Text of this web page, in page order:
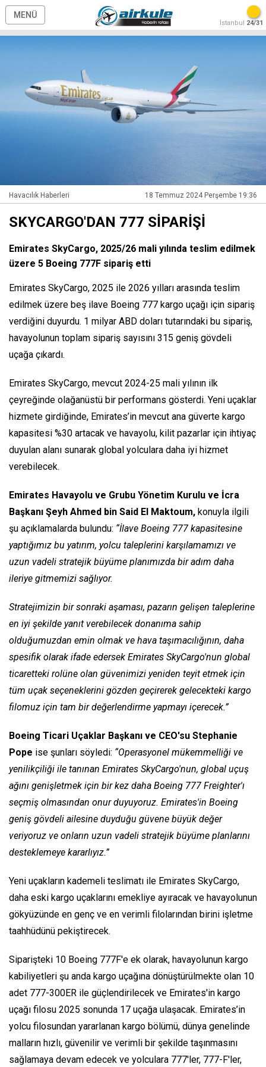
MENÜ
İstanbul 24/31
Havacılık Haberleri 18 Temmuz 2024 Perşembe 19:36
SKYCARGO'DAN 777 SİPARİŞİ
Emirates SkyCargo, 2025/26 mali yılında teslim edilmek
üzere 5 Boeing 777F sipariş etti
Emirates SkyCargo, 2025 ile 2026 yılları arasında teslim
edilmek üzere beş ilave Boeing 777 kargo uçağı için sipariş
verdiğini duyurdu. 1 milyar ABD doları tutarındaki bu sipariş,
havayolunun toplam sipariş sayısını 315 geniş gövdeli
uçağa çıkardı.
Emirates SkyCargo, mevcut 2024-25 mali yılının ilk
çeyreğinde olağanüstü bir performans gösterdi. Yeni uçaklar
hizmete girdiğinde, Emirates’in mevcut ana güverte kargo
kapasitesi %30 artacak ve havayolu, kilit pazarlar için ihtiyaç
duyulan alanı sunarak global yolculara daha iyi hizmet
verebilecek.
Emirates Havayolu ve Grubu Yönetim Kurulu ve İcra
Başkanı Şeyh Ahmed bin Said El Maktoum, konuyla ilgili
şu açıklamalarda bulundu: “İlave Boeing 777 kapasitesine
yaptığımız bu yatırım, yolcu taleplerini karşılamamızı ve
uzun vadeli stratejik büyüme planımızda bir adım daha
ileriye gitmemizi sağlıyor.
Stratejimizin bir sonraki aşaması, pazarın gelişen taleplerine
en iyi şekilde yanıt verebilecek donanıma sahip
olduğumuzdan emin olmak ve hava taşımacılığının, daha
spesifik olarak ifade edersek Emirates SkyCargo'nun global
ticaretteki rolüne olan güvenimizi yeniden teyit etmek için
tüm uçak seçeneklerini gözden geçirerek gelecekteki kargo
filomuz için tam bir değerlendirme yapmayı içerecek.”
Boeing Ticari Uçaklar Başkanı ve CEO'su Stephanie
Pope ise şunları söyledi: “Operasyonel mükemmelliği ve
yenilikçiliği ile tanınan Emirates SkyCargo'nun, global uçuş
ağını genişletmek için bir kez daha Boeing 777 Freighter'ı
seçmiş olmasından onur duyuyoruz. Emirates'in Boeing
geniş gövdeli ailesine duyduğu güvene büyük değer
veriyoruz ve onların uzun vadeli stratejik büyüme planlarını
desteklemeye kararlıyız.”
Yeni uçakların kademeli teslimatı ile Emirates SkyCargo,
daha eski kargo uçaklarını emekliye ayıracak ve havayolunun
gökyüzünde en genç ve en verimli filolarından birini işletme
taahhüdünü pekiştirecek.
Siparişteki 10 Boeing 777F'e ek olarak, havayolunun kargo
kabiliyetleri şu anda kargo uçağına dönüştürülmekte olan 10
adet 777-300ER ile güçlendirilecek ve Emirates'in kargo
uçağı filosu 2025 sonunda 17 uçağa ulaşacak. Emirates’in
yolcu filosundan yararlanan kargo bölümü, dünya genelinde
malların hızlı, güvenilir ve verimli bir şekilde taşınmasını
sağlamaya devam edecek ve yolculara 777'ler, 777-F'ler,